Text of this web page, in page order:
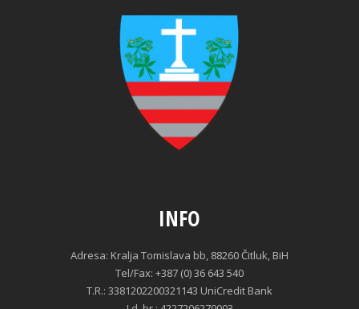
INFO
Adresa: Kralja Tomislava bb, 88260 Čitluk, BiH
Tel/Fax: +387 (0) 36 643 540
T.R.: 3381202200321143 UniCredit Bank